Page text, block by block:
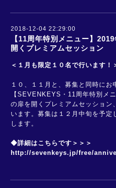
2018-12-04 22:29:00
【11周年特別メニュー】
開くプレミアムセッション
＜１月も限定１０名で行います！
１０、１１月と、募集と同時にお
【SEVENKEYS・11周年特別メ
の扉を開くプレミアムセッション
います。募集は１２月中旬を予定
します。
◆詳細はこちらです＞＞＞
http://sevenkeys.jp/free/